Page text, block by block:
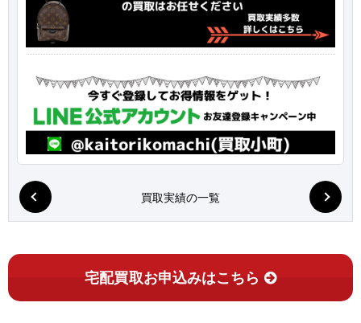
買取実績の一覧
宅配買取お申込みはこちら